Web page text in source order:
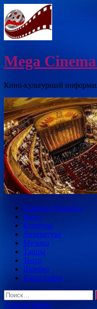
Перейти
к
содержимому
Mega
Кино-культурный
Главная страница
Кино
Культура
Литература
Музыка
Танцы
Театр
Шоубиз
Карта сайта
Найти:
Главное меню